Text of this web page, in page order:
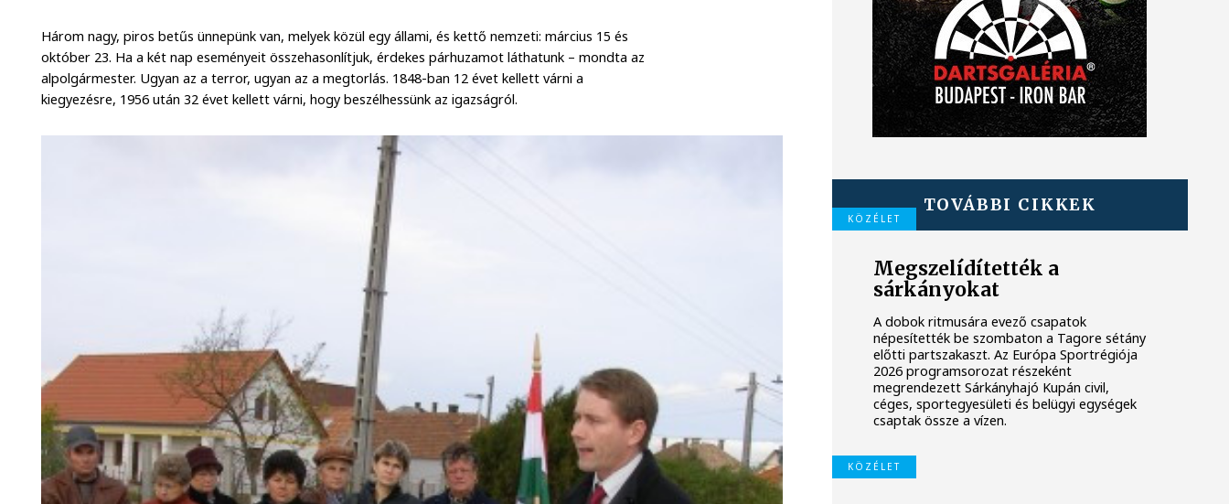
Három nagy, piros betűs ünnepünk van, melyek közül egy állami, és kettő nemzeti: március 15 és
október 23. Ha a két nap eseményeit összehasonlítjuk, érdekes párhuzamot láthatunk – mondta az
alpolgármester. Ugyan az a terror, ugyan az a megtorlás. 1848-ban 12 évet kellett várni a
kiegyezésre, 1956 után 32 évet kellett várni, hogy beszélhessünk az igazságról.
TOVÁBBI CIKKEK
KÖZÉLET
Megszelídítették a
sárkányokat
A dobok ritmusára evező csapatok
népesítették be szombaton a Tagore sétány
előtti partszakaszt. Az Európa Sportrégiója
2026 programsorozat részeként
megrendezett Sárkányhajó Kupán civil,
céges, sportegyesületi és belügyi egységek
csaptak össze a vízen.
KÖZÉLET